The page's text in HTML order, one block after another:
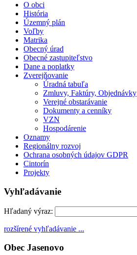
O obci
História
Územný plán
Voľby
Matrika
Obecný úrad
Obecné zastupiteľstvo
Dane a poplatky
Zverejňovanie
Úradná tabuľa
Zmluvy, Faktúry, Objednávky
Verejné obstarávanie
Dokumenty a cenníky
VZN
Hospodárenie
Oznamy
Regionálny rozvoj
Ochrana osobných údajov GDPR
Cintorín
Projekty
Vyhľadávanie
Hľadaný výraz:
rozšírené vyhľadávanie ...
Obec Jasenovo